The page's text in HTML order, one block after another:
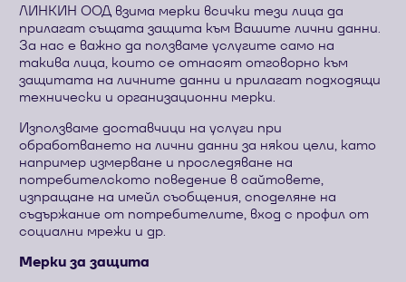
ЛИНКИН ООД взима мерки всички тези лица да
прилагат същата защита към Вашите лични данни.
За нас е важно да ползваме услугите само на
такива лица, които се отнасят отговорно към
защитата на личните данни и прилагат подходящи
технически и организационни мерки.
Използваме доставчици на услуги при
обработването на лични данни за някои цели, като
например измерване и проследяване на
потребителското поведение в сайтовете,
изпращане на имейл съобщения, споделяне на
съдържание от потребителите, вход с профил от
социални мрежи и др.
Мерки за защита